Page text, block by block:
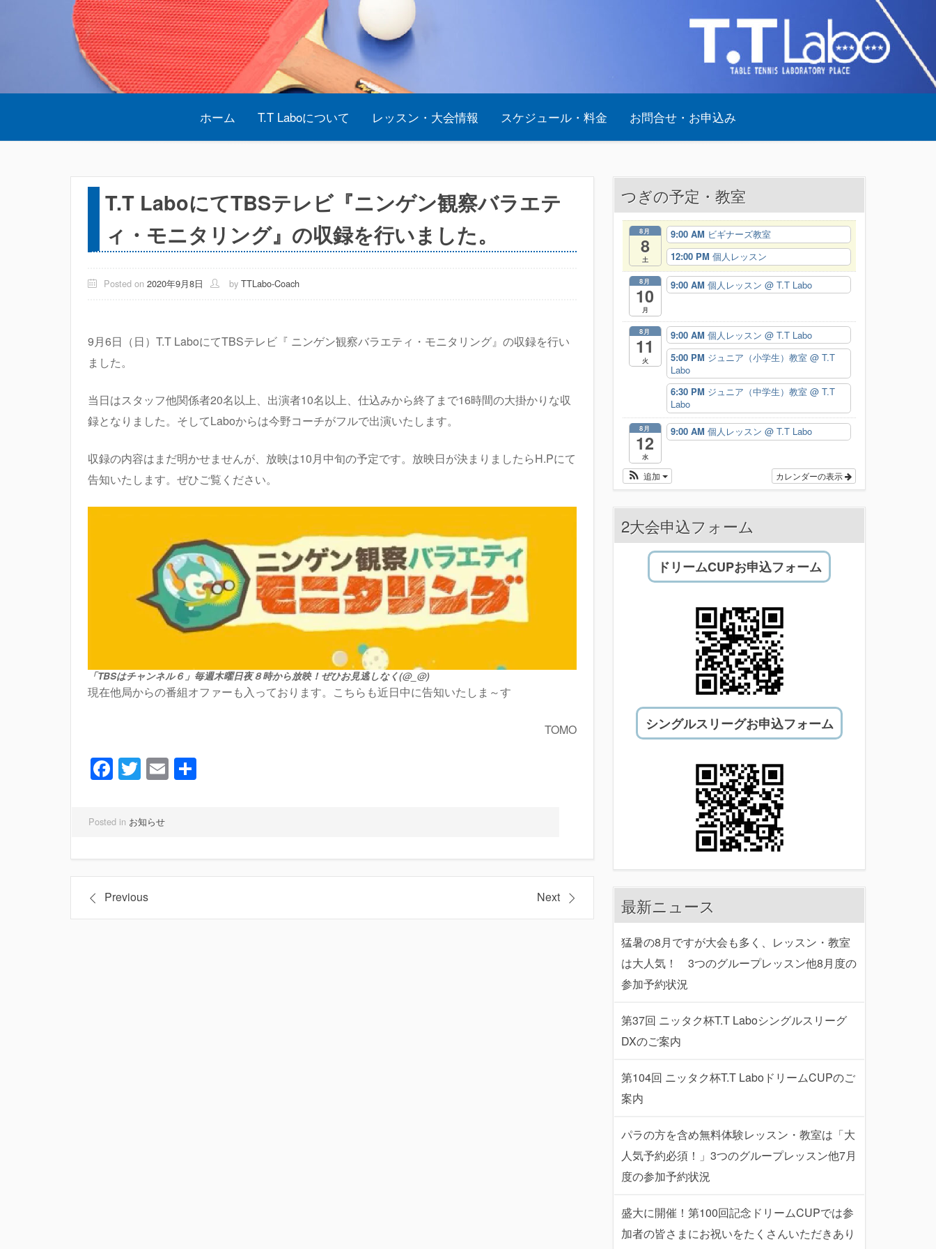
ホーム T.T Laboについて レッスン・大会情報 スケジュール・料金 お問合せ・お申込み
T.T LaboにてTBSテレビ『ニンゲン観察バラエテ
ィ・モニタリング』の収録を行いました。
Posted on 2020年9月8日 by TTLabo-Coach
9月6日（日）T.T LaboにてTBSテレビ『 ニンゲン観察バラエティ・モニタリング』の収録を行い
ました。
当日はスタッフ他関係者20名以上、出演者10名以上、仕込みから終了まで16時間の大掛かりな収
録となりました。そしてLaboからは今野コーチがフルで出演いたします。
収録の内容はまだ明かせませんが、放映は10月中旬の予定です。放映日が決まりましたらH.Pにて
告知いたします。ぜひご覧ください。
「TBSはチャンネル６」 毎週木曜日夜８時から放映！ ぜひお見逃しなく(@_@)
現在他局からの番組オファーも入っております。こちらも近日中に告知いたしま～す
TOMO
Facebook
Twitter
Email
Posted in お知らせ
投
稿
Previous Next
つぎの予定・教室
8月
8
土
9:00 AM ビギナーズ教室
12:00 PM 個人レッスン
8月
10
月
9:00 AM 個人レッスン @ T.T Labo
8月
11
火
9:00 AM 個人レッスン @ T.T Labo
5:00 PM ジュニア（小学生）教室 @ T.T
Labo
6:30 PM ジュニア（中学生）教室 @ T.T
Labo
8月
12
水
9:00 AM 個人レッスン @ T.T Labo
カレンダーの表示
追加
2大会申込フォーム
ドリームCUPお申込フォーム
シングルスリーグお申込フォーム
最新ニュース
猛暑の8月ですが大会も多く、レッスン・教室
は大人気！ 3つのグループレッスン他8月度の
参加予約状況
第37回 ニッタク杯T.T Laboシングルスリーグ
DXのご案内
第104回 ニッタク杯T.T LaboドリームCUPのご
案内
パラの方を含め無料体験レッスン・教室は「大
人気予約必須！」3つのグループレッスン他7月
度の参加予約状況
盛大に開催！第100回記念ドリームCUPでは参
加者の皆さまにお祝いをたくさんいただきあり